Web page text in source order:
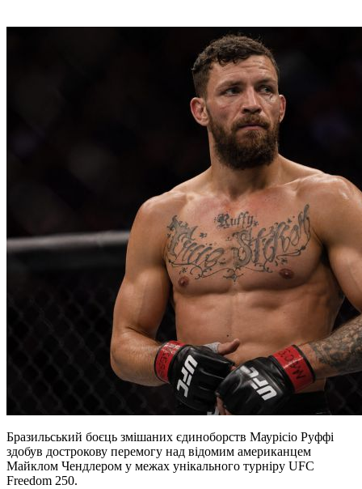
Бразильський боєць змішаних єдиноборств Маурісіо Руффі
здобув дострокову перемогу над відомим американцем
Майклом Чендлером у межах унікального турніру UFC
Freedom 250.